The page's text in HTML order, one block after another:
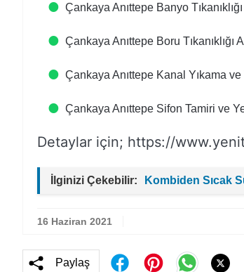
Çankaya Anıttepe Banyo
Çankaya Anıttepe Boru Tıkanıklığı
Çankaya Anıttepe Kanal Yıkama ve
Çankaya Anıttepe Sifon Tamiri ve
Detaylar için; https://
İlginizi Çekebilir: Kombiden Sıcak
16 Haziran 2021
Paylaş